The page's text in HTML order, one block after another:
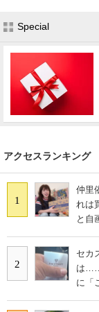
Special
アクセスランキング
1
仲里
れは
と自
2
セカ
は……
に「